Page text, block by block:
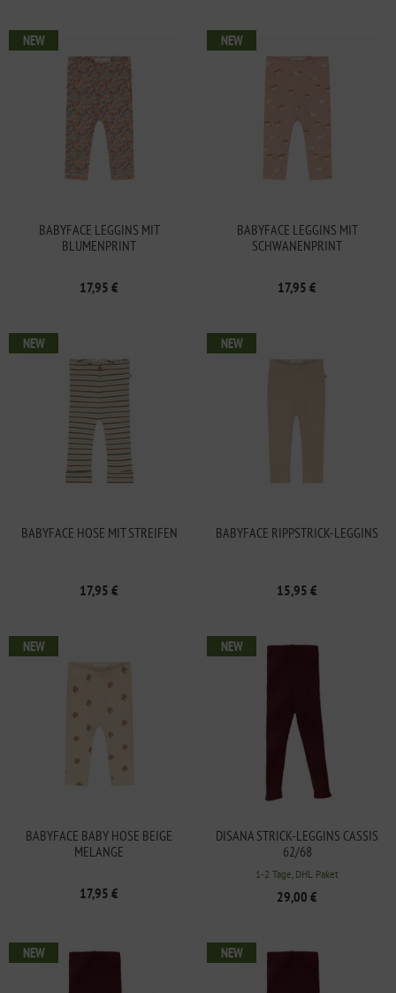
BABYFACE LEGGINS MIT
BLUMENPRINT
17,95 €
NEW
BABYFACE LEGGINS MIT
SCHWANENPRINT
17,95 €
NEW
BABYFACE HOSE MIT STREIFEN
17,95 €
NEW
BABYFACE RIPPSTRICK-LEGGINS
15,95 €
NEW
BABYFACE BABY HOSE BEIGE
MELANGE
17,95 €
NEW
DISANA STRICK-LEGGINS CASSIS
62/68
1-2 Tage, DHL Paket
29,00 €
NEW
NEW NEW